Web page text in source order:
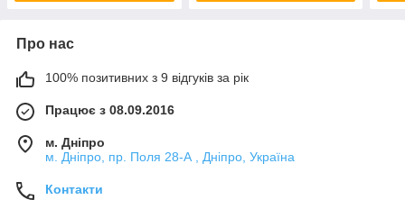
Про нас
100% позитивних з 9 відгуків за рік
Працює з 08.09.2016
м. Дніпро
м. Дніпро, пр. Поля 28-А , Дніпро, Україна
Контакти